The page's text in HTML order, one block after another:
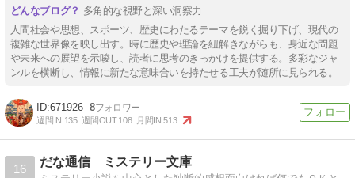
多角的な視野と深い洞察力
人間社会や思想、スポーツ、歴史にわたるテーマを鋭く掘り下げ、現代の
複雑な世界像を映し出す。時に歴史や理論を紐解きながらも、身近な問題
や未来への展望を示唆し、読者に思考のきっかけを提供する。多彩なジャ
ンルを横断し、情報に新たな意味合いを持たせる工夫が随所に見られる。
671926 8
週間IN:135 週間OUT:108 月間IN:513
16
だな通信 ミステリー文庫